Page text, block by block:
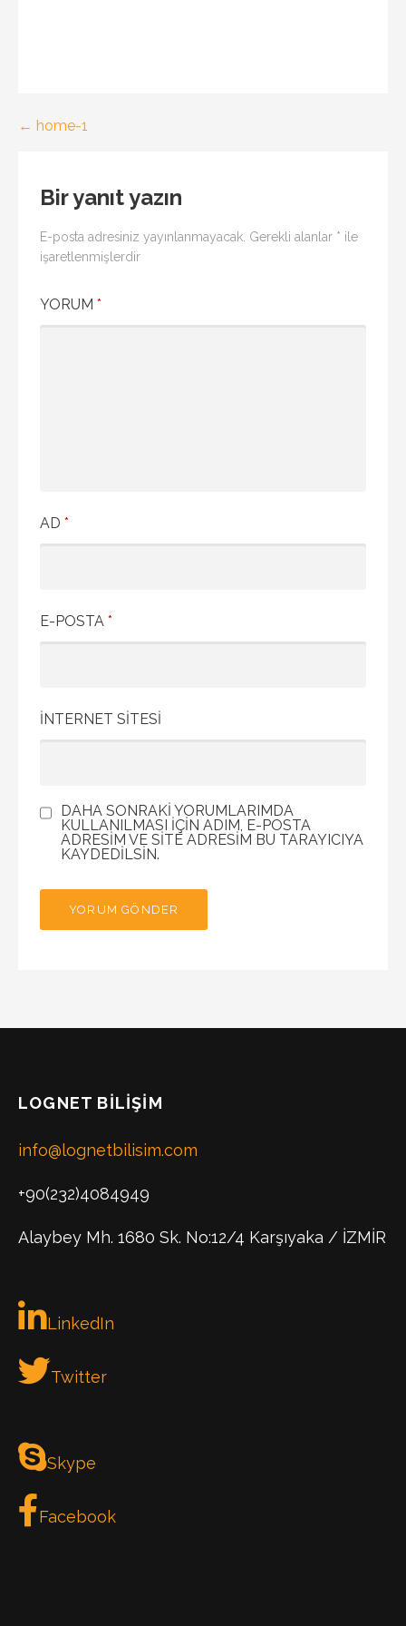
Yazı← home-1
Bir yanıt yazın
E-posta adresiniz yayınlanmayacak. Gerekli alanlar * ile
işaretlenmişlerdir
YORUM *
AD *
E-POSTA *
İNTERNET SITESI
DAHA SONRAKI YORUMLARIMDA
KULLANILMASI IÇIN ADIM, E-POSTA
ADRESIM VE SITE ADRESIM BU TARAYICIYA
KAYDEDILSIN.
LOGNET BILIŞIM
info@lognetbilisim.com
+90(232)4084949
Alaybey Mh. 1680 Sk. No:12/4 Karşıyaka / İZMİR
LinkedIn
Twitter
Skype
Facebook